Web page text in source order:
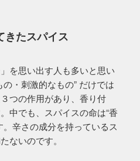
きたスパイス
を思い出す人も多いと思い
・刺激的なもの” だけでは
つの作用があり、香り付
中でも、スパイスの命は“香
。辛さの成分を持っているス
ないのです。